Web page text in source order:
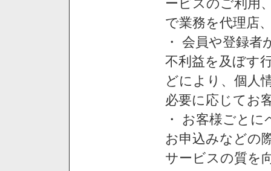
ービスのご利用
で業務を代理店
・ 会員や登録
不利益を及ぼす
どにより、個人
必要に応じてお
・ お客様ごと
お申込みなどの
サービスの質を